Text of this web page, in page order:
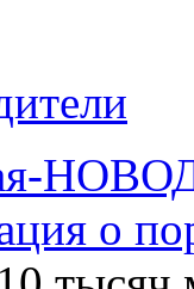
о